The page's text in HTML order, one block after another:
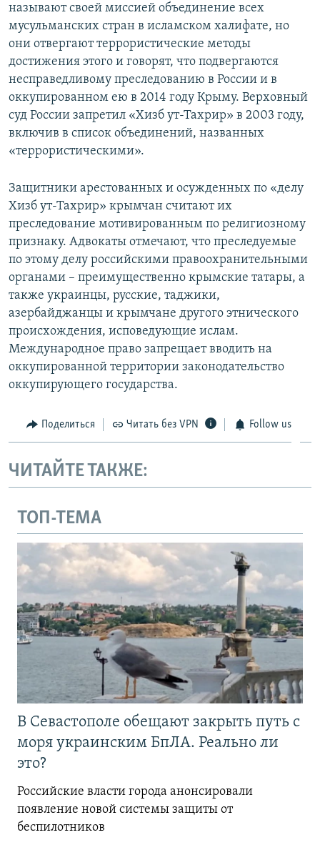
называют своей миссией объединение всех
мусульманских стран в исламском халифате, но
они отвергают террористические методы
достижения этого и говорят, что подвергаются
несправедливому преследованию в России и в
оккупированном ею в 2014 году Крыму. Верховный
суд России запретил «Хизб ут-Тахрир» в 2003 году,
включив в список объединений, названных
«террористическими».
Защитники арестованных и осужденных по «делу
Хизб ут-Тахрир» крымчан считают их
преследование мотивированным по религиозному
признаку. Адвокаты отмечают, что преследуемые
по этому делу российскими правоохранительными
органами – преимущественно крымские татары, а
также украинцы, русские, таджики,
азербайджанцы и крымчане другого этнического
происхождения, исповедующие ислам.
Международное право запрещает вводить на
оккупированной территории законодательство
оккупирующего государства.
Поделиться Читать без VPN Follow us
ЧИТАЙТЕ ТАКЖЕ:
ТОП-ТЕМА
В Севастополе обещают закрыть путь с
моря украинским БпЛА. Реально ли
это?
Российские власти города анонсировали
появление новой системы защиты от
беспилотников